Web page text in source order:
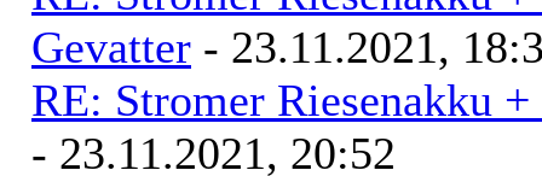
Gevatter - 23.11.2021,
RE: Stromer Riesenakku
- 23.11.2021, 20:52